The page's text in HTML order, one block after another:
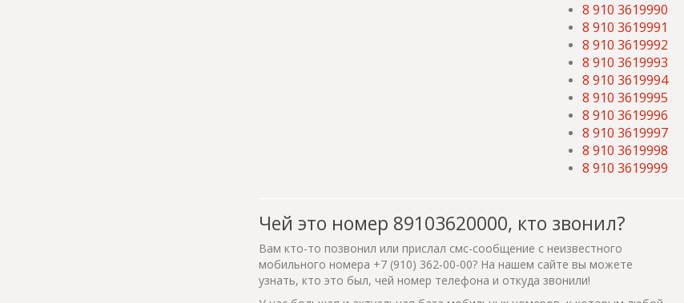
8 910 3619990
8 910 3619991
8 910 3619992
8 910 3619993
8 910 3619994
8 910 3619995
8 910 3619996
8 910 3619997
8 910 3619998
8 910 3619999
Чей это номер 89103620000, кто звонил?
Вам кто-то позвонил или прислал смс-сообщение с неизвестного
мобильного номера +7 (910) 362-00-00? На нашем сайте вы можете
узнать, кто это был, чей номер телефона и откуда звонили!